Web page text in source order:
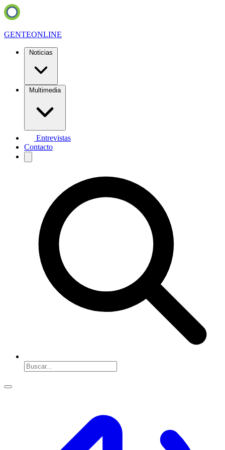
GENTEONLINE
Noticias
Multimedia
Entrevistas
Contacto